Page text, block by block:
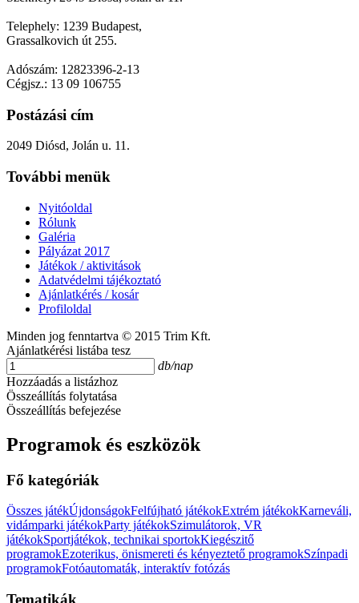
Telephely: 1239 Budapest,
Grassalkovich út 255.
Adószám: 12823396-2-13
Cégjsz.: 13 09 106755
Postázási cím
2049 Diósd, Jolán u. 11.
További menük
Nyitóoldal
Rólunk
Galéria
Pályázat 2017
Játékok / aktivitások
Adatvédelmi tájékoztató
Ajánlatkérés / kosár
Profiloldal
Minden jog fenntartva © 2015 Trim Kft.
Ajánlatkérési listába tesz
db/nap
Hozzáadás a listázhoz
Összeállítás folytatása
Összeállítás befejezése
Programok és eszközök
Fő kategóriák
Összes játékÚjdonságokFelfújható játékokExtrém játékokKarneváli,
vidámparki játékokParty játékokSzimulátorok, VR
játékokSportjátékok, technikai sportokKiegészitő
programokEzoterikus, önismereti és kényeztető programokSzínpadi
programokFotóautomaták, interaktív fotózás
Tematikák